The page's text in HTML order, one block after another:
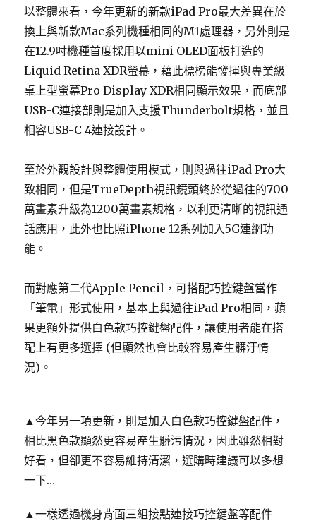
以整體來看，今年更新的新款iPad Pro最大差異在於
換上與新款Mac系列機種相同的M1處理器，另外則是
在12.9吋機種首度採用以mini OLED面板打造的
Liquid Retina XDR螢幕，藉此標榜能發揮與專業級
桌上型螢幕Pro Display XDR相同顯示效果，而底部
USB-C連接部則是加入支援Thunderbolt規格，並且
相容USB-C 4連接設計。
至於外觀設計與整體使用模式，則與過往iPad Pro大
致相同，但是TrueDepth視訊鏡頭終於從過往的700
萬畫素升級為1200萬畫素規格，以利更清晰的視訊通
話應用，此外也比照iPhone 12系列加入5G連網功
能。
而對應第二代Apple Pencil，可搭配巧控鍵盤當作
「筆電」形式使用，基本上與過往iPad Pro相同，蘋
果更額外提供白色款巧控鍵盤配件，讓使用者能在搭
配上有更多選擇 (但顯然也會比較容易產生髒汙情
況)。
▲今年另一項更新，則是加入白色款巧控鍵盤配件，
相比黑色款顯然更容易產生髒污情況，因此雖然相對
好看，但卻更不容易維持清潔，選購時建議可以多想
一下…
▲一樣透過機身背面三組接點連接巧控鍵盤等配件